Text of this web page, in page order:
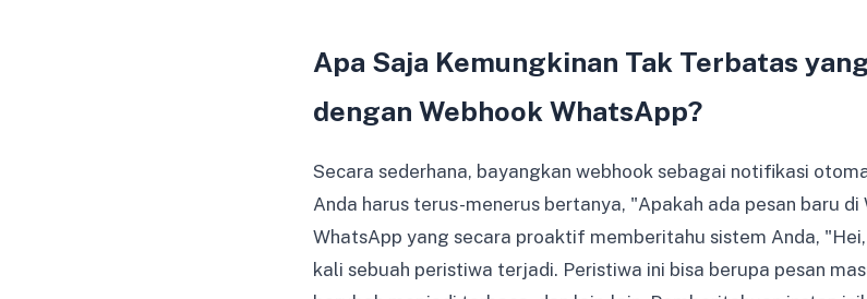
Apa Saja Kemungkinan Tak Terbatas
dengan Webhook WhatsApp?
Secara sederhana, bayangkan webhook sebagai notifikasi
Anda harus terus-menerus bertanya, "Apakah ada pesan baru
WhatsApp yang secara proaktif memberitahu sistem Anda,
kali sebuah peristiwa terjadi. Peristiwa ini bisa berupa pesan